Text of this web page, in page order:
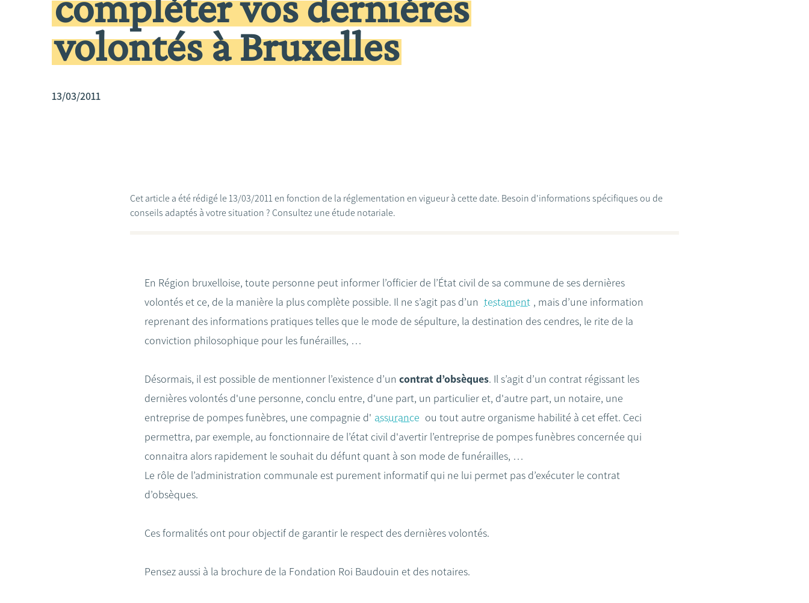
volontés à Bruxelles
13/03/2011
Cet article a été rédigé le 13/03/2011 en fonction de la réglementation en vigueur à cette date. Besoin d'informations spécifiques ou de
conseils adaptés à votre situation ? Consultez une étude notariale.
En Région bruxelloise, toute personne peut informer l’officier de l’État civil de sa commune de ses dernières
volontés et ce, de la manière la plus complète possible. Il ne s’agit pas d’un testament , mais d’une information
reprenant des informations pratiques telles que le mode de sépulture, la destination des cendres, le rite de la
conviction philosophique pour les funérailles, …
Désormais, il est possible de mentionner l’existence d’un contrat d’obsèques. Il s’agit d’un contrat régissant les
dernières volontés d'une personne, conclu entre, d'une part, un particulier et, d'autre part, un notaire, une
entreprise de pompes funèbres, une compagnie d' assurance ou tout autre organisme habilité à cet effet. Ceci
permettra, par exemple, au fonctionnaire de l’état civil d'avertir l’entreprise de pompes funèbres concernée qui
connaitra alors rapidement le souhait du défunt quant à son mode de funérailles, …
Le rôle de l’administration communale est purement informatif qui ne lui permet pas d’exécuter le contrat
d’obsèques.
Ces formalités ont pour objectif de garantir le respect des dernières volontés.
Pensez aussi à la brochure de la Fondation Roi Baudouin et des notaires.